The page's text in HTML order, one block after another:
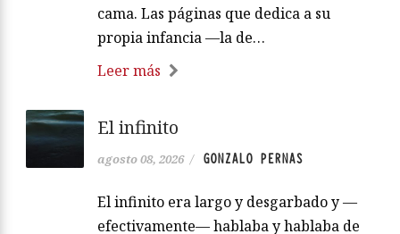
cama. Las páginas que dedica a su
propia infancia —la de…
Leer más
El infinito
agosto 08, 2026 / GONZALO PERNAS
El infinito era largo y desgarbado y —
efectivamente— hablaba y hablaba de